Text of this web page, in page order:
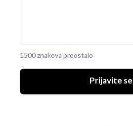
1500 znakova preostalo
Prijavite se